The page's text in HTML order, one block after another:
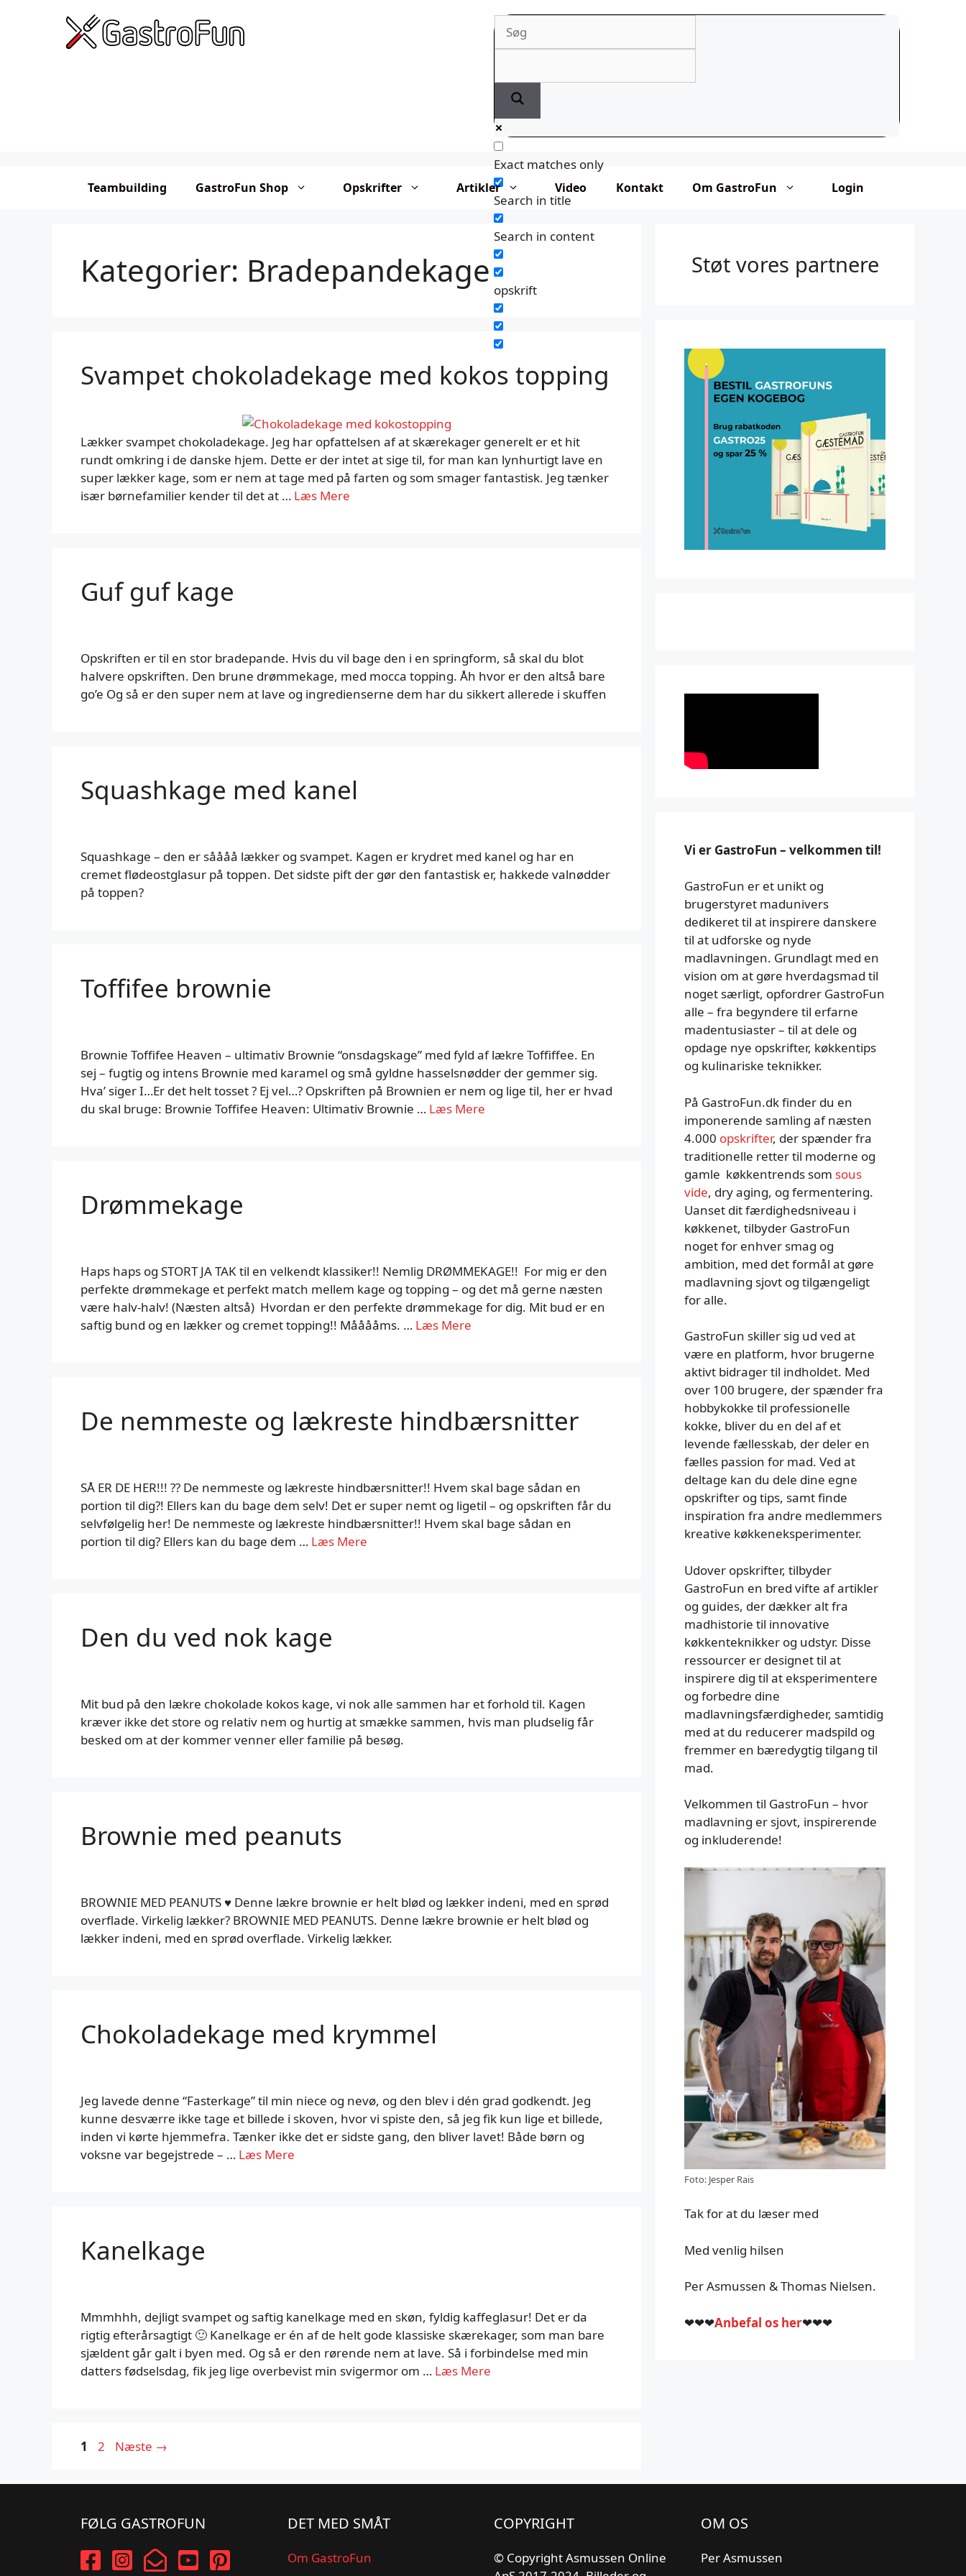
Exact matches only
Search in title
Search in content
opskrift
Teambuilding GastroFun Shop Opskrifter Artikler Video Kontakt Om GastroFun Login
Kategorier: Bradepandekage
Svampet chokoladekage med kokos topping
Lækker svampet chokoladekage. Jeg har opfattelsen af at skærekager generelt er et hit
rundt omkring i de danske hjem. Dette er der intet at sige til, for man kan lynhurtigt lave en
super lækker kage, som er nem at tage med på farten og som smager fantastisk. Jeg tænker
især børnefamilier kender til det at … Læs Mere
Guf guf kage
Opskriften er til en stor bradepande. Hvis du vil bage den i en springform, så skal du blot
halvere opskriften. Den brune drømmekage, med mocca topping. Åh hvor er den altså bare
go’e Og så er den super nem at lave og ingredienserne dem har du sikkert allerede i skuffen
Squashkage med kanel
Squashkage – den er såååå lækker og svampet. Kagen er krydret med kanel og har en
cremet flødeostglasur på toppen. Det sidste pift der gør den fantastisk er, hakkede valnødder
på toppen?
Toffifee brownie
Brownie Toffifee Heaven – ultimativ Brownie “onsdagskage” med fyld af lækre Toffiffee. En
sej – fugtig og intens Brownie med karamel og små gyldne hasselsnødder der gemmer sig.
Hva’ siger I…Er det helt tosset ? Ej vel…? Opskriften på Brownien er nem og lige til, her er hvad
du skal bruge: Brownie Toffifee Heaven: Ultimativ Brownie … Læs Mere
Drømmekage
Haps haps og STORT JA TAK til en velkendt klassiker!! Nemlig DRØMMEKAGE!! For mig er den
perfekte drømmekage et perfekt match mellem kage og topping – og det må gerne næsten
være halv-halv! (Næsten altså) Hvordan er den perfekte drømmekage for dig. Mit bud er en
saftig bund og en lækker og cremet topping!! Mååååms. … Læs Mere
De nemmeste og lækreste hindbærsnitter
SÅ ER DE HER!!! ?? De nemmeste og lækreste hindbærsnitter!! Hvem skal bage sådan en
portion til dig?! Ellers kan du bage dem selv! Det er super nemt og ligetil – og opskriften får du
selvfølgelig her! De nemmeste og lækreste hindbærsnitter!! Hvem skal bage sådan en
portion til dig? Ellers kan du bage dem … Læs Mere
Den du ved nok kage
Mit bud på den lækre chokolade kokos kage, vi nok alle sammen har et forhold til. Kagen
kræver ikke det store og relativ nem og hurtig at smække sammen, hvis man pludselig får
besked om at der kommer venner eller familie på besøg.
Brownie med peanuts
BROWNIE MED PEANUTS ♥️ Denne lækre brownie er helt blød og lækker indeni, med en sprød
overflade. Virkelig lækker? BROWNIE MED PEANUTS. Denne lækre brownie er helt blød og
lækker indeni, med en sprød overflade. Virkelig lækker.
Chokoladekage med krymmel
Jeg lavede denne “Fasterkage” til min niece og nevø, og den blev i dén grad godkendt. Jeg
kunne desværre ikke tage et billede i skoven, hvor vi spiste den, så jeg fik kun lige et billede,
inden vi kørte hjemmefra. Tænker ikke det er sidste gang, den bliver lavet! Både børn og
voksne var begejstrede – … Læs Mere
Kanelkage
Mmmhhh, dejligt svampet og saftig kanelkage med en skøn, fyldig kaffeglasur! Det er da
rigtig efterårsagtigt 🙂 Kanelkage er én af de helt gode klassiske skærekager, som man bare
sjældent går galt i byen med. Og så er den rørende nem at lave. Så i forbindelse med min
datters fødselsdag, fik jeg lige overbevist min svigermor om … Læs Mere
Side
1 Side
2 Næste →
Støt vores partnere
Vi er GastroFun – velkommen til!
GastroFun er et unikt og
brugerstyret madunivers
dedikeret til at inspirere danskere
til at udforske og nyde
madlavningen. Grundlagt med en
vision om at gøre hverdagsmad til
noget særligt, opfordrer GastroFun
alle – fra begyndere til erfarne
madentusiaster – til at dele og
opdage nye opskrifter, køkkentips
og kulinariske teknikker.
På GastroFun.dk finder du en
imponerende samling af næsten
4.000 opskrifter, der spænder fra
traditionelle retter til moderne og
gamle køkkentrends som sous
vide, dry aging, og fermentering.
Uanset dit færdighedsniveau i
køkkenet, tilbyder GastroFun
noget for enhver smag og
ambition, med det formål at gøre
madlavning sjovt og tilgængeligt
for alle.
GastroFun skiller sig ud ved at
være en platform, hvor brugerne
aktivt bidrager til indholdet. Med
over 100 brugere, der spænder fra
hobbykokke til professionelle
kokke, bliver du en del af et
levende fællesskab, der deler en
fælles passion for mad. Ved at
deltage kan du dele dine egne
opskrifter og tips, samt finde
inspiration fra andre medlemmers
kreative køkkeneksperimenter.
Udover opskrifter, tilbyder
GastroFun en bred vifte af artikler
og guides, der dækker alt fra
madhistorie til innovative
køkkenteknikker og udstyr. Disse
ressourcer er designet til at
inspirere dig til at eksperimentere
og forbedre dine
madlavningsfærdigheder, samtidig
med at du reducerer madspild og
fremmer en bæredygtig tilgang til
mad.
Velkommen til GastroFun – hvor
madlavning er sjovt, inspirerende
og inkluderende!
Foto: Jesper Rais
Tak for at du læser med
Med venlig hilsen
Per Asmussen & Thomas Nielsen.
❤❤❤Anbefal os her❤❤❤
FØLG GASTROFUN DET MED SMÅT
Om GastroFun
COPYRIGHT
© Copyright Asmussen Online
OM OS
Per Asmussen